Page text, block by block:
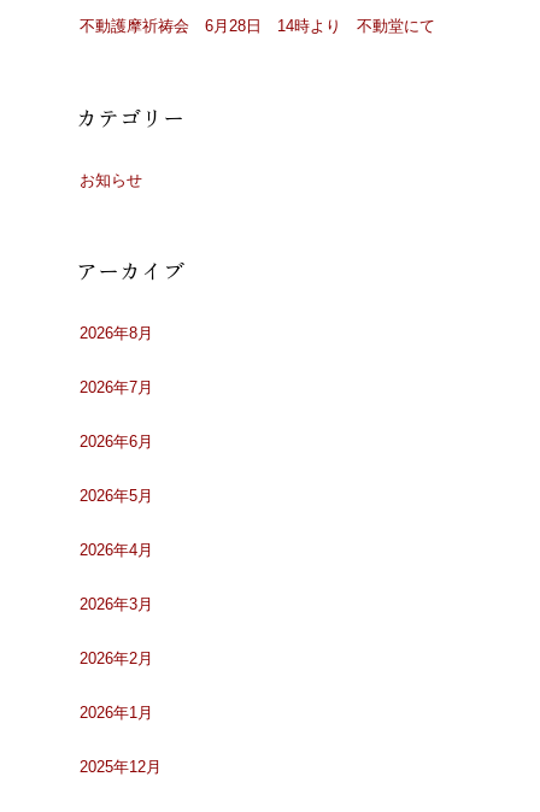
不動護摩祈祷会 6月28日 14時より 不動堂にて
カテゴリー
お知らせ
アーカイブ
2026年8月
2026年7月
2026年6月
2026年5月
2026年4月
2026年3月
2026年2月
2026年1月
2025年12月